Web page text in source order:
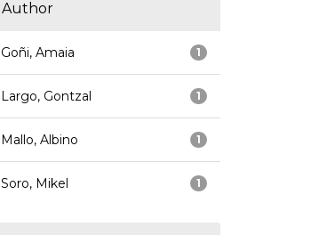
Author
1
Goñi, Amaia
1
Largo, Gontzal
1
Mallo, Albino
1
Soro, Mikel